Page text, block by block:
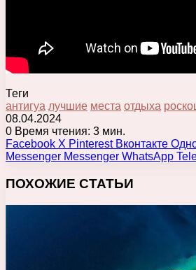
Теги
антигуа лучшие места отдыха
08.04.2024
0 Время чтения: 3 мин.
Facebook X Pinterest Вконтакте
Messenger Messenger WhatsApp
ПОХОЖИЕ СТАТЬИ